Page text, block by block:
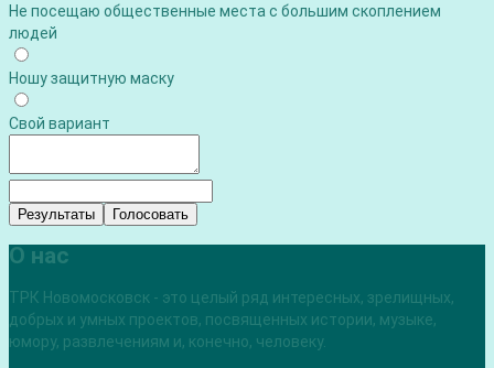
Не посещаю общественные места с большим скоплением
людей
Ношу защитную маску
Свой вариант
Результаты Голосовать
О нас
ТРК Новомосковск - это целый ряд интересных, зрелищных,
добрых и умных проектов, посвященных истории, музыке,
юмору, развлечениям и, конечно, человеку.